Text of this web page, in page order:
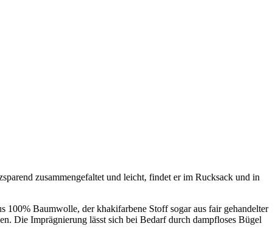
zusammengefaltet und leicht, findet er im Rucksack und in
100% Baumwolle, der khakifarbene Stoff sogar aus fair gehandelter
Die Imprägnierung lässt sich bei Bedarf durch dampfloses Bügel